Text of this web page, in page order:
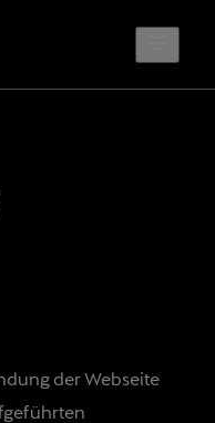
der Webseite